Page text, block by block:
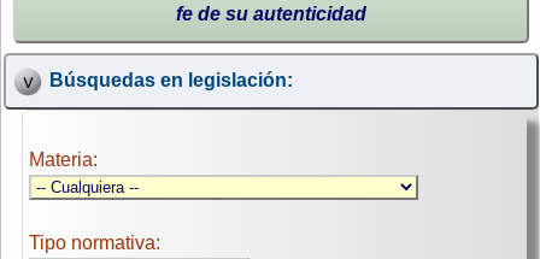
fe de su autenticidad
Búsquedas en legislación:
Materia:
Tipo normativa: